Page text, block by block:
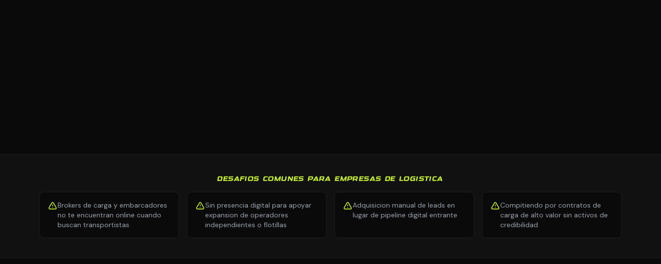
DESAFIOS COMUNES PARA EMPRESAS DE LOGISTICA
Brokers de carga y embarcadores
no te encuentran online cuando
buscan transportistas
Sin presencia digital para apoyar
expansion de operadores
independientes o flotillas
Adquisicion manual de leads en
lugar de pipeline digital entrante
Compitiendo por contratos de
carga de alto valor sin activos de
credibilidad